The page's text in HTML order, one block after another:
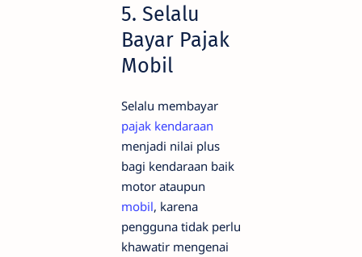
5. Selalu
Bayar Pajak
Mobil
Selalu membayar
pajak kendaraan
menjadi nilai plus
bagi kendaraan baik
motor ataupun
mobil, karena
pengguna tidak perlu
khawatir mengenai